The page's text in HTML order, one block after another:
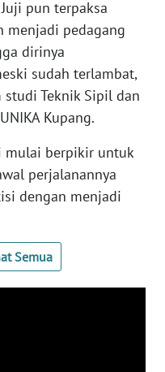
pun terpaksa
menjadi pedagang
dirinya
sudah terlambat,
Teknik Sipil dan
Kupang.
mulai berpikir untuk
perjalanannya
dengan menjadi
Semua